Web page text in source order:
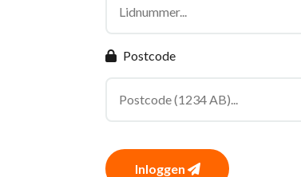
Postcode
Inloggen